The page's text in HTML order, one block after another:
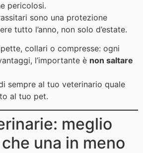
pericolosi.
sono una protezione
tutto l’anno, non solo d’estate.
collari o compresse: ogni
l’importante è non saltare
sempre al tuo veterinario quale
al tuo pet.
meglio
una in meno